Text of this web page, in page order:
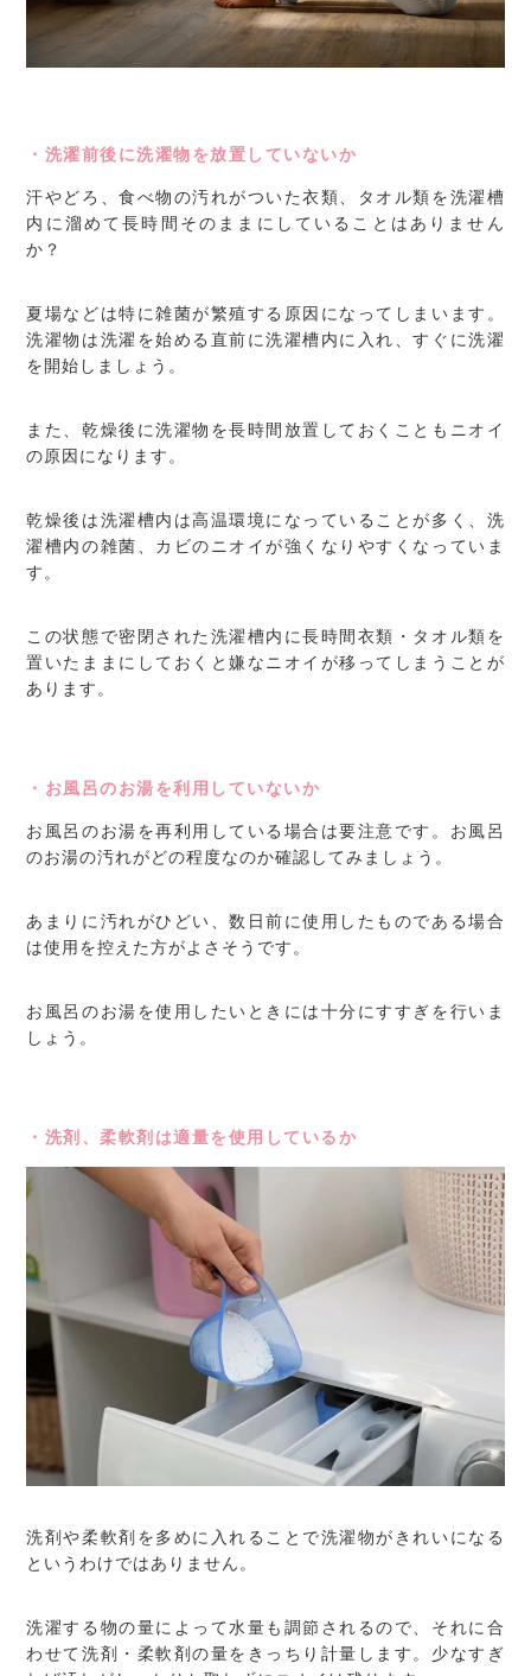
・洗濯前後に洗濯物を放置していないか
汗やどろ、食べ物の汚れがついた衣類、タオル類を洗濯槽
内に溜めて長時間そのままにしていることはありません
か？
夏場などは特に雑菌が繁殖する原因になってしまいます。
洗濯物は洗濯を始める直前に洗濯槽内に入れ、すぐに洗濯
を開始しましょう。
また、乾燥後に洗濯物を長時間放置しておくこともニオイ
の原因になります。
乾燥後は洗濯槽内は高温環境になっていることが多く、洗
濯槽内の雑菌、カビのニオイが強くなりやすくなっていま
す。
この状態で密閉された洗濯槽内に長時間衣類・タオル類を
置いたままにしておくと嫌なニオイが移ってしまうことが
あります。
・お風呂のお湯を利用していないか
お風呂のお湯を再利用している場合は要注意です。お風呂
のお湯の汚れがどの程度なのか確認してみましょう。
あまりに汚れがひどい、数日前に使用したものである場合
は使用を控えた方がよさそうです。
お風呂のお湯を使用したいときには十分にすすぎを行いま
しょう。
・洗剤、柔軟剤は適量を使用しているか
洗剤や柔軟剤を多めに入れることで洗濯物がきれいになる
というわけではありません。
洗濯する物の量によって水量も調節されるので、それに合
わせて洗剤・柔軟剤の量をきっちり計量します。少なすぎ